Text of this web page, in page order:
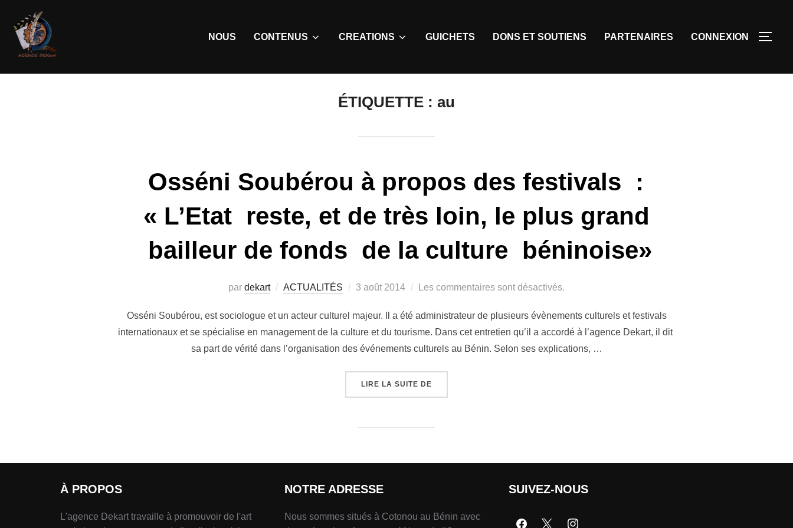
NOUS CONTENUS CREATIONS GUICHETS DONS ET SOUTIENS PARTENAIRES CONNEXION
ÉTIQUETTE : au
Osséni Soubérou à propos des festivals :
« L’Etat reste, et de très loin, le plus grand
bailleur de fonds de la culture béninoise»
par dekart ACTUALITÉS 3 août 2014 Les commentaires sont désactivés.
Osséni Soubérou, est sociologue et un acteur culturel majeur. Il a été administrateur de plusieurs évènements culturels et festivals
internationaux et se spécialise en management de la culture et du tourisme. Dans cet entretien qu’il a accordé à l’agence Dekart, il dit
sa part de vérité dans l’organisation des événements culturels au Bénin. Selon ses explications, …
LIRE LA SUITE DE
À PROPOS
L'agence Dekart travaille à promouvoir de l'art
NOTRE ADRESSE
Nous sommes situés à Cotonou au Bénin avec
SUIVEZ-NOUS